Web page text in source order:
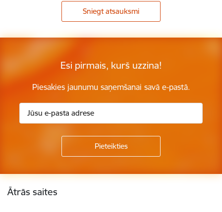
Sniegt atsauksmi
Esi pirmais, kurš uzzina!
Piesakies jaunumu saņemšanai savā e-pastā.
Kājene
Ātrās saites